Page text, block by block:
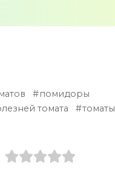
помидоры
томата
томаты